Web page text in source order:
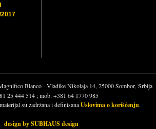
Blanco - Vladike Nikolaja 14, 25000 Sombor, Srbija
25 444 514 ; mob: +381 64 1770 985
su zadržana i definisanaUslovima o korišćenju.
design by SUBHAUS design